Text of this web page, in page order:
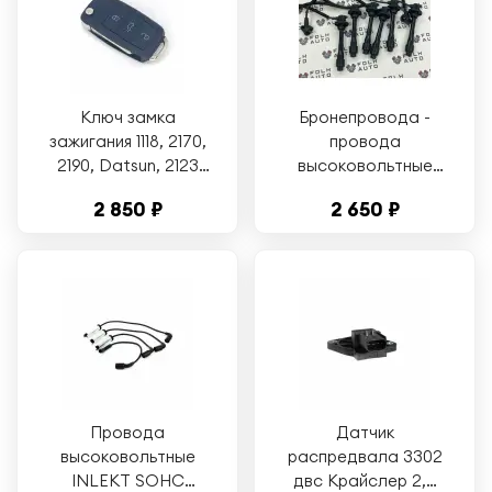
Ключ замка
зажигания 1118, 2170,
2190, Datsun, 2123
WV, 3 кнопки
2 850 ₽
Бронепровода -
провода
высоковольтные
CHASER GX90 1992-
2 650 ₽
Провода
высоковольтные
INLEKT SOHC
Датчик
распредвала 3302
двс Крайслер 2,4